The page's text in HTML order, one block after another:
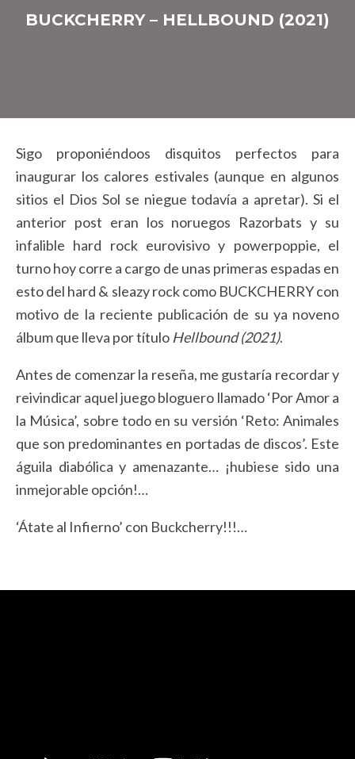
BUCKCHERRY – HELLBOUND (2021)
Sigo proponiéndoos disquitos perfectos para
inaugurar los calores estivales (aunque en algunos
sitios el Dios Sol se niegue todavía a apretar). Si el
anterior post eran los noruegos Razorbats y su
infalible hard rock eurovisivo y powerpoppie, el
turno hoy corre a cargo de unas primeras espadas en
esto del hard & sleazy rock como BUCKCHERRY con
motivo de la reciente publicación de su ya noveno
álbum que lleva por título Hellbound (2021).
Antes de comenzar la reseña, me gustaría recordar y
reivindicar aquel juego bloguero llamado ‘Por Amor a
la Música’, sobre todo en su versión ‘Reto: Animales
que son predominantes en portadas de discos’. Este
águila diabólica y amenazante… ¡hubiese sido una
inmejorable opción!…
‘Átate al Infierno’ con Buckcherry!!!…